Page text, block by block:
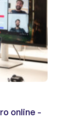
online -